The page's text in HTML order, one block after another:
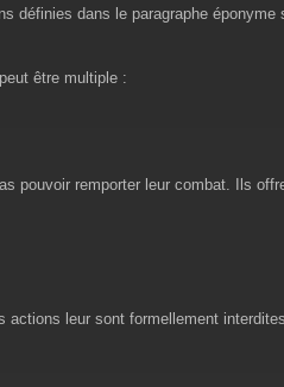
définies dans le paragraphe éponyme
être multiple :
pouvoir remporter leur combat. Ils
leur sont formellement